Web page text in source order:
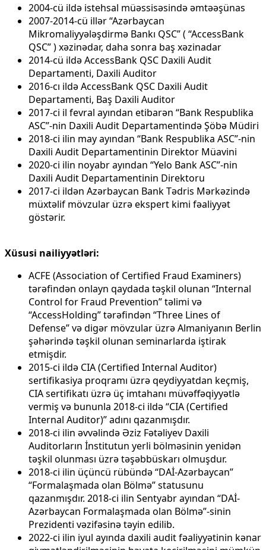
2004-cü ildə istehsal müəssisəsində əmtəəşünas
2007-2014-cü illər “Azərbaycan
Mikromaliyyələşdirmə Bankı QSC” ( “AccessBank
QSC” ) xəzinədar, daha sonra baş xəzinadar
2014-cü ildə AccessBank QSC Daxili Audit
Departamenti, Daxili Auditor
2016-cı ildə AccessBank QSC Daxili Audit
Departamenti, Baş Daxili Auditor
2017-ci il fevral ayından etibarən “Bank Respublika
ASC”-nin Daxili Audit Departamentində Şöbə Müdiri
2018-ci ilin may ayından “Bank Respublika ASC”-nin
Daxili Audit Departamentinin Direktor Müavini
2020-ci ilin noyabr ayından “Yelo Bank ASC”-nin
Daxili Audit Departamentinin Direktoru
2017-ci ildən Azərbaycan Bank Tədris Mərkəzində
müxtəlif mövzular üzrə ekspert kimi fəaliyyət
göstərir.
Xüsusi nailiyyətləri:
ACFE (Association of Certified Fraud Examiners)
tərəfindən onlayn qaydada təşkil olunan “Internal
Control for Fraud Prevention” təlimi və
“AccessHolding” tərəfindən “Three Lines of
Defense” və digər mövzular üzrə Almaniyanın Berlin
şəhərində təşkil olunan seminarlarda iştirak
etmişdir.
2015-ci ildə CIA (Certified Internal Auditor)
sertifikasiya proqramı üzrə qeydiyyatdan keçmiş,
CIA sertifikatı üzrə üç imtahanı müvəffəqiyyətlə
vermiş və bununla 2018-ci ildə “CIA (Certified
Internal Auditor)” adını qazanmışdır.
2018-ci ilin əvvəlində Əziz Fətəliyev Daxili
Auditorların İnstitutun yerli bölməsinin yenidən
təşkil olunması üzrə təşəbbüskarı olmuşdur.
2018-ci ilin üçüncü rübündə “DAİ-Azərbaycan”
“Formalaşmada olan Bölmə” statusunu
qazanmışdır. 2018-ci ilin Sentyabr ayından “DAİ-
Azərbaycan Formalaşmada olan Bölmə”-sinin
Prezidenti vəzifəsinə təyin edilib.
2022-ci ilin iyul ayında daxili audit fəaliyyətinin kənar